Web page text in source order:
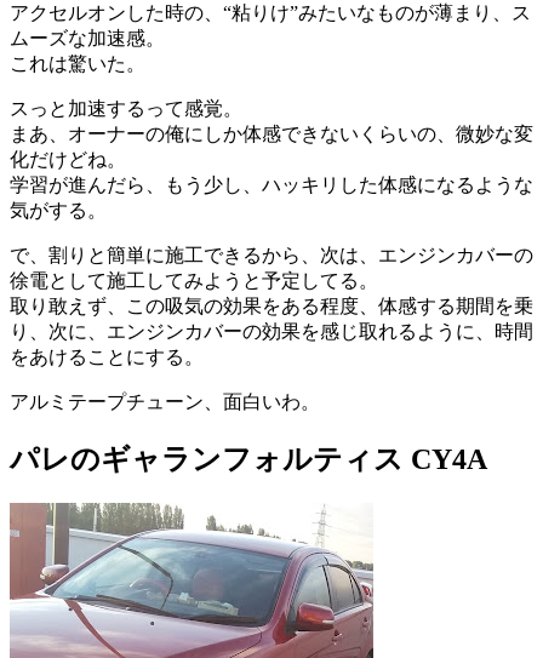
アクセルオンした時の、“粘りけ”みたいなものが薄まり、ス
ムーズな加速感。
これは驚いた。
スっと加速するって感覚。
まあ、オーナーの俺にしか体感できないくらいの、微妙な変
化だけどね。
学習が進んだら、もう少し、ハッキリした体感になるような
気がする。
で、割りと簡単に施工できるから、次は、エンジンカバーの
徐電として施工してみようと予定してる。
取り敢えず、この吸気の効果をある程度、体感する期間を乗
り、次に、エンジンカバーの効果を感じ取れるように、時間
をあけることにする。
アルミテープチューン、面白いわ。
パレのギャランフォルティス CY4A